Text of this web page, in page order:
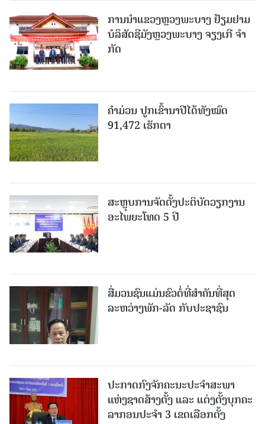
ການນຳແຂວງຫຼວງພະບາງ ຢ້ຽມ​ຢາມ
ບໍ​ລິ​ສັດຊີມັງຫຼວງພະບາງ ຈຽງເກີ ຈໍາ
ກັດ
ຄໍາມ່ວນ ປູກເຂົ້ານາປີໄດ້ທັງໝົດ
91,472 ເຮັກຕາ
ສະຫຼຸບການຈັດຕັ້ງປະຕິບັດວຽກງານ
ອະໄພຍະໂທດ 5 ປີ
ສື່ມວນຊົນແມ່ນຂົວຕໍ່ທີ່ສໍາຄັນທີ່ສຸດ
ລະຫວ່າງພັກ-ລັດ ກັບປະຊາຊົນ
ປະກາດກົງຈັກຄະນະປະຈໍາສະພາ
ແຫ່ງຊາດສ້າງຕັ້ງ ແລະ ແຕ່ງຕັ້ງບຸກຄະ
ລາກອນປະຈໍາ 3 ເຂດເລືອກຕັ້ງ